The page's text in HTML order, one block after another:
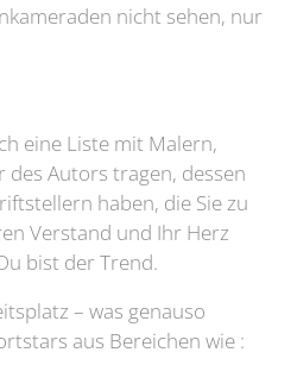
nicht sehen, nur
eine Liste mit Malern,
des Autors tragen, dessen
haben, die Sie zu
Verstand und Ihr Herz
bist der Trend.
– was genauso
aus Bereichen wie :